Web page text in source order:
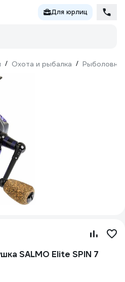
Для юрлиц
/ Охота и рыбалка /
SALMO Elite SPIN 7